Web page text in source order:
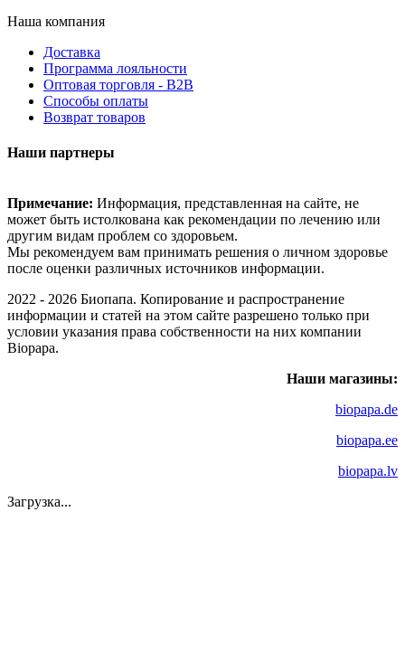
Наша компания
Доставка
Программа лояльности
Оптовая торговля - B2B
Способы оплаты
Возврат товаров
Наши партнеры
Примечание: Информация, представленная на сайте, не
может быть истолкована как рекомендации по лечению или
другим видам проблем со здоровьем.
Мы рекомендуем вам принимать решения о личном здоровье
после оценки различных источников информации.
2022 - 2026 Биопапа. Копирование и распространение
информации и статей на этом сайте разрешено только при
условии указания права собственности на них компании
Biopapa.
Наши магазины:
biopapa.de
biopapa.ee
biopapa.lv
Загрузка...